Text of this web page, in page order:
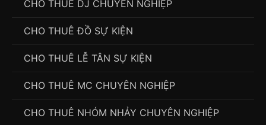
CHO THUÊ DJ CHUYÊN NGHIỆP
CHO THUÊ ĐỒ SỰ KIỆN
CHO THUÊ LỄ TÂN SỰ KIỆN
CHO THUÊ MC CHUYÊN NGHIỆP
CHO THUÊ NHÓM NHẢY CHUYÊN NGHIỆP